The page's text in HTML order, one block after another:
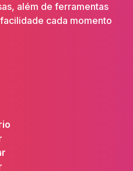
além de ferramentas
cada momento